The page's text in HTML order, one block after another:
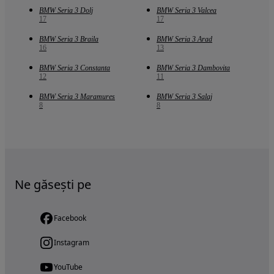
BMW Seria 3 Dolj
17
BMW Seria 3 Valcea
17
BMW Seria 3 Braila
16
BMW Seria 3 Arad
13
BMW Seria 3 Constanta
12
BMW Seria 3 Dambovita
11
BMW Seria 3 Maramures
8
BMW Seria 3 Salaj
8
Ne găsești pe
Facebook
Instagram
YouTube